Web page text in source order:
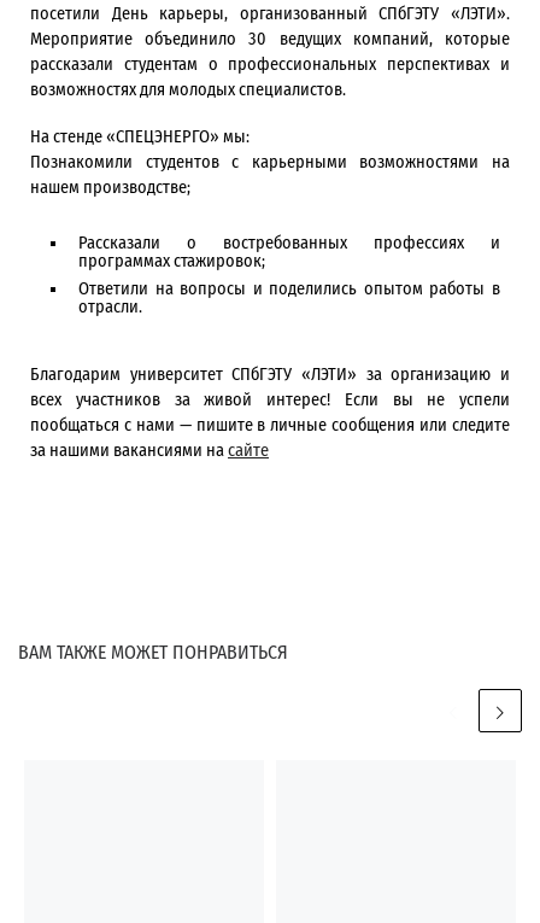
посетили День карьеры, организованный СПбГЭТУ «ЛЭТИ».
Мероприятие объединило 30 ведущих компаний, которые
рассказали студентам о профессиональных перспективах и
возможностях для молодых специалистов.
На стенде «СПЕЦЭНЕРГО» мы:
Познакомили студентов с карьерными возможностями на
нашем производстве;
Рассказали о востребованных профессиях и
программах стажировок;
Ответили на вопросы и поделились опытом работы в
отрасли.
Благодарим университет СПбГЭТУ «ЛЭТИ» за организацию и
всех участников за живой интерес! Если вы не успели
пообщаться с нами — пишите в личные сообщения или следите
за нашими вакансиями насайте
ВАМ ТАКЖЕ МОЖЕТ ПОНРАВИТЬСЯ